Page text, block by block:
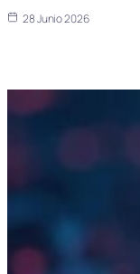
28 Junio 2026